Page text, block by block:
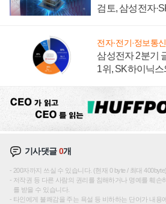
검토, 삼성전자
전자·전기·정보통신
삼성전자 2분기
1위, SK하이닉
기사댓글0개
200자까지 쓰실 수 있습니다. (현재 0 byte / 최대 400byte)
저작권 등 다른 사람의 권리를 침해하거나 명예를 훼손
를 받을 수 있습니다.
타인에게 불쾌감을 주는 욕설 등 비하하는 단어가 내용